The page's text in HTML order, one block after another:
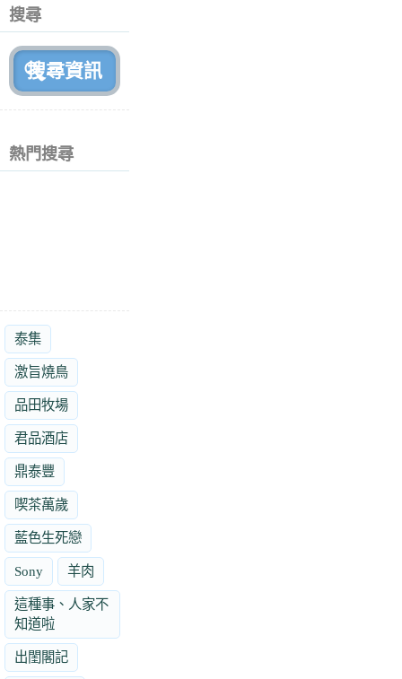
搜尋
熱門搜尋
泰集
激旨燒鳥
品田牧場
君品酒店
鼎泰豐
喫茶萬歲
藍色生死戀
Sony 羊肉
這種事、人家不
知道啦
出閨閣記